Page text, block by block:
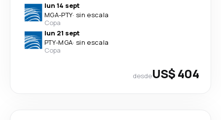
lun 14 sept
MGA-PTY· sin escala
Copa
lun 21 sept
PTY-MGA· sin escala
Copa
desdeUS$ 404